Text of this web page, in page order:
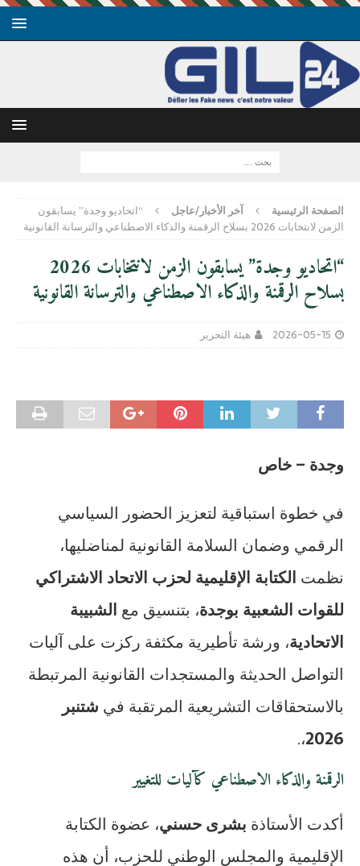
الصفحة الرئيسية آخر الأخبار/عاجل
“اتحاديو وجدة” يسابقون
الزمن لانتخابات 2026 بسلاح الرقمنة والذكاء الاصطناعي والترسانة القانونية
“اتحاديو وجدة” يسابقون الزمن لانتخابات 2026
بسلاح الرقمنة والذكاء الاصطناعي والترسانة القانونية
2026-05-15 هيئة التحرير
وجدة – خاص
في خطوة استباقية لتعزيز الحضور السياسي
الرقمي وضمان السلامة القانونية لمناضليها،
نظمت الكتابة الإقليمية لحزب الاتحاد الاشتراكي
للقوات الشعبية بوجدة، بتنسيق مع الشبيبة
الاتحادية، ورشة تأطيرية مكثفة ركزت على آليات
التواصل الحديثة والمستجدات القانونية المرتبطة
بالاستحقاقات التشريعية المرتقبة في شتنبر
2026،.
الرقمنة والذكاء الاصطناعي كآليات للتغيير
أكدت الأستاذة بشرى حسني، عضوة الكتابة
الإقليمية والمجلس الوطني للحزب، أن هذه